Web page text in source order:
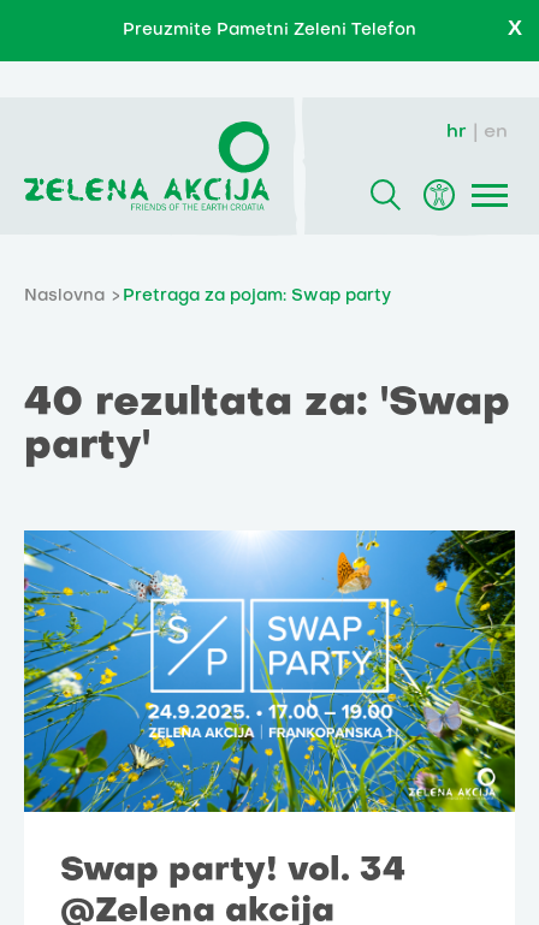
Preuzmite Pametni Zeleni Telefon X
hr en
Naslovna Pretraga za pojam: Swap party
40 rezultata za: 'Swap
party'
Swap party! vol. 34
@Zelena akcija